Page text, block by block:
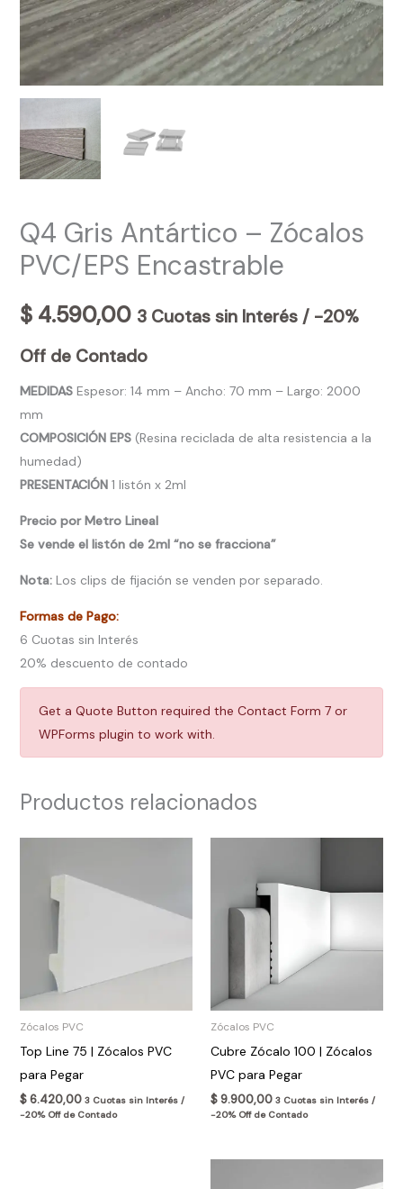
Q4 Gris Antártico – Zócalos
PVC/EPS Encastrable
$4.590,00 3 Cuotas sin Interés / -20%
Off de Contado
MEDIDASEspesor: 14 mm – Ancho: 70 mm – Largo: 2000
mm
COMPOSICIÓN EPS(Resina reciclada de alta resistencia a la
humedad)
PRESENTACIÓN1 listón x 2ml
Precio por Metro Lineal
Se vende el listón de 2ml “no se fracciona”
Nota: Los clips de fijación se venden por separado.
Formas de Pago:
6 Cuotas sin Interés
20% descuento de contado
Get a Quote Button required the Contact Form 7 or
WPForms plugin to work with.
Productos relacionados
Zócalos PVC
Top Line 75 | Zócalos PVC
para Pegar
$6.420,00 3 Cuotas sin Interés /
-20% Off de Contado
Zócalos PVC
Cubre Zócalo 100 | Zócalos
PVC para Pegar
$9.900,00 3 Cuotas sin Interés /
-20% Off de Contado